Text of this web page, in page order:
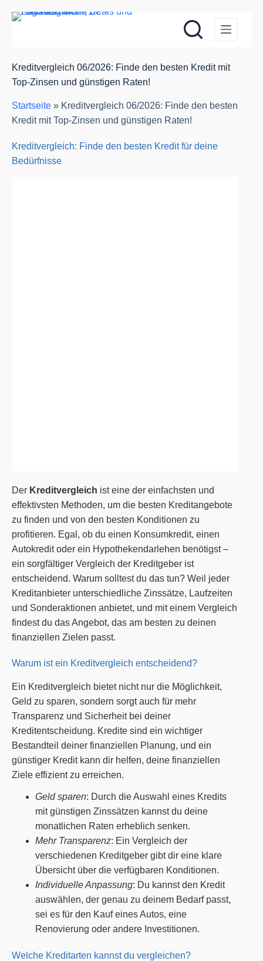
Zum
Kreditvergleich 06/2026: Finde den besten Kredit mit
Top-Zinsen und günstigen Raten!
Startseite » Kreditvergleich 06/2026: Finde den besten
Kredit mit Top-Zinsen und günstigen Raten!
Kreditvergleich: Finde den besten Kredit für deine
Bedürfnisse
Der Kreditvergleich ist eine der einfachsten und
effektivsten Methoden, um die besten Kreditangebote
zu finden und von den besten Konditionen zu
profitieren. Egal, ob du einen Konsumkredit, einen
Autokredit oder ein Hypothekendarlehen benötigst –
ein sorgfältiger Vergleich der Kreditgeber ist
entscheidend. Warum solltest du das tun? Weil jeder
Kreditanbieter unterschiedliche Zinssätze, Laufzeiten
und Sonderaktionen anbietet, und mit einem Vergleich
findest du das Angebot, das am besten zu deinen
finanziellen Zielen passt.
Warum ist ein Kreditvergleich entscheidend?
Ein Kreditvergleich bietet nicht nur die Möglichkeit,
Geld zu sparen, sondern sorgt auch für mehr
Transparenz und Sicherheit bei deiner
Kreditentscheidung. Kredite sind ein wichtiger
Bestandteil deiner finanziellen Planung, und ein
günstiger Kredit kann dir helfen, deine finanziellen
Ziele effizient zu erreichen.
Geld sparen: Durch die Auswahl eines Kredits
mit günstigen Zinssätzen kannst du deine
monatlichen Raten erheblich senken.
Mehr Transparenz: Ein Vergleich der
verschiedenen Kreditgeber gibt dir eine klare
Übersicht über die verfügbaren Konditionen.
Individuelle Anpassung: Du kannst den Kredit
auswählen, der genau zu deinem Bedarf passt,
sei es für den Kauf eines Autos, eine
Renovierung oder andere Investitionen.
Welche Kreditarten kannst du vergleichen?